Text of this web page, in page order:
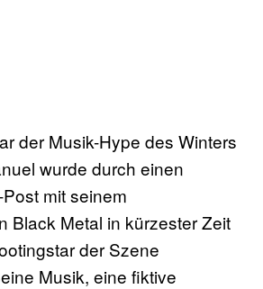
der Musik-Hype des Winters
wurde durch einen
mit seinem
Black Metal in kürzester Zeit
der Szene
Musik, eine fiktive